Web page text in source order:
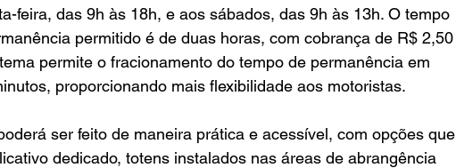
feira, das 9h às 18h, e aos sábados, das 9h às 13h. O tempo
permitido é de duas horas, com cobrança de R$ 2,50
permite o fracionamento do tempo de permanência em
proporcionando mais flexibilidade aos motoristas.
ser feito de maneira prática e acessível, com opções que
dedicado, totens instalados nas áreas de abrangência